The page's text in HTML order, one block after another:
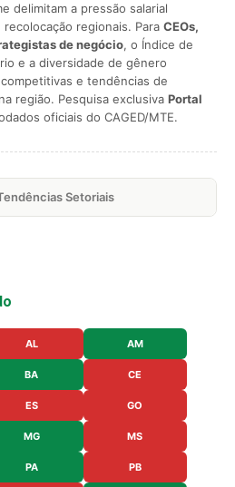
delimitam a pressão salarial
regionais. Para CEOs,
de negócio, o Índice de
e a diversidade de gênero
e tendências de
região. Pesquisa exclusiva Portal
oficiais do CAGED/MTE.
Setoriais
AL AM
BA CE
ES GO
MG MS
PA PB